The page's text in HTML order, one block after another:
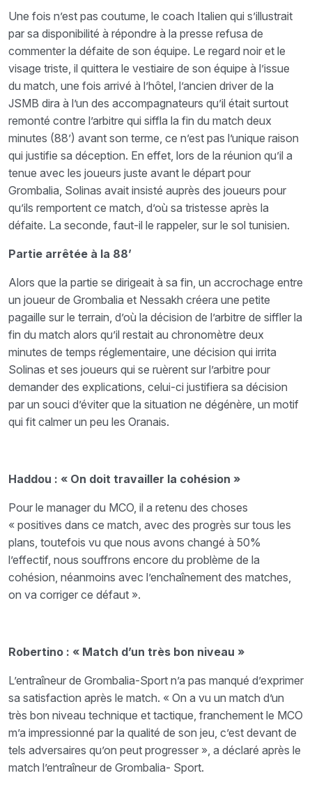
Une fois n’est pas coutume, le coach Italien qui s’illustrait
par sa disponibilité à répondre à la presse refusa de
commenter la défaite de son équipe. Le regard noir et le
visage triste, il quittera le vestiaire de son équipe à l’issue
du match, une fois arrivé à l’hôtel, l’ancien driver de la
JSMB dira à l’un des accompagnateurs qu’il était surtout
remonté contre l’arbitre qui siffla la fin du match deux
minutes (88’) avant son terme, ce n’est pas l’unique raison
qui justifie sa déception. En effet, lors de la réunion qu’il a
tenue avec les joueurs juste avant le départ pour
Grombalia, Solinas avait insisté auprès des joueurs pour
qu’ils remportent ce match, d’où sa tristesse après la
défaite. La seconde, faut-il le rappeler, sur le sol tunisien.
Partie arrêtée à la 88’
Alors que la partie se dirigeait à sa fin, un accrochage entre
un joueur de Grombalia et Nessakh créera une petite
pagaille sur le terrain, d’où la décision de l’arbitre de siffler la
fin du match alors qu’il restait au chronomètre deux
minutes de temps réglementaire, une décision qui irrita
Solinas et ses joueurs qui se ruèrent sur l’arbitre pour
demander des explications, celui-ci justifiera sa décision
par un souci d’éviter que la situation ne dégénère, un motif
qui fit calmer un peu les Oranais.
Haddou : « On doit travailler la cohésion »
Pour le manager du MCO, il a retenu des choses
« positives dans ce match, avec des progrès sur tous les
plans, toutefois vu que nous avons changé à 50%
l’effectif, nous souffrons encore du problème de la
cohésion, néanmoins avec l’enchaînement des matches,
on va corriger ce défaut ».
Robertino : « Match d’un très bon niveau »
L’entraîneur de Grombalia-Sport n’a pas manqué d’exprimer
sa satisfaction après le match. « On a vu un match d’un
très bon niveau technique et tactique, franchement le MCO
m’a impressionné par la qualité de son jeu, c’est devant de
tels adversaires qu’on peut progresser », a déclaré après le
match l’entraîneur de Grombalia- Sport.